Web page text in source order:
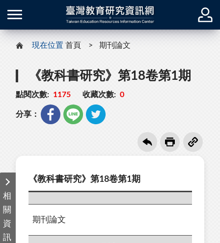
現在位置 首頁 期刊論文
《教科書研究》第18卷第1期
點閱次數: 1175 收藏次數: 0
分享：
相
關
資
訊
《教科書研究》第18卷第1期
期刊論文